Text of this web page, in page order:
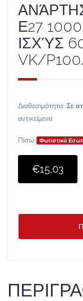
Ε27
ΙΣΧΎΣ
VK/
Διαθεσιμότητα: Σε
αντικείμενα
Πίσω Φωτιστικά
€15,03